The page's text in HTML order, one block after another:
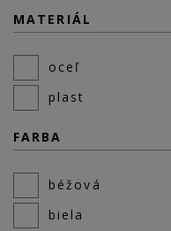
MATERIÁL
oceľ
plast
FARBA
béžová
biela